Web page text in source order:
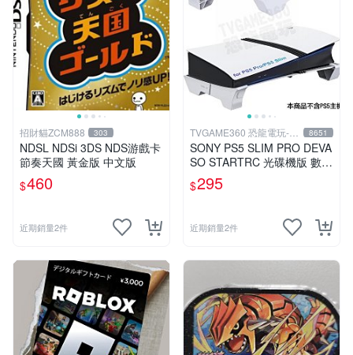
招財貓ZCM888 303
NDSL NDSi 3DS NDS游戲卡
節奏天國 黃金版 中文版
$460
近期銷量2件
TVGAME360 恐龍電玩-台
中店
8651
SONY PS5 SLIM PRO DEVA
SO STARTRC 光碟機版 數位
版 主機橫放架 支架 支撐架
台中
$295
近期銷量2件